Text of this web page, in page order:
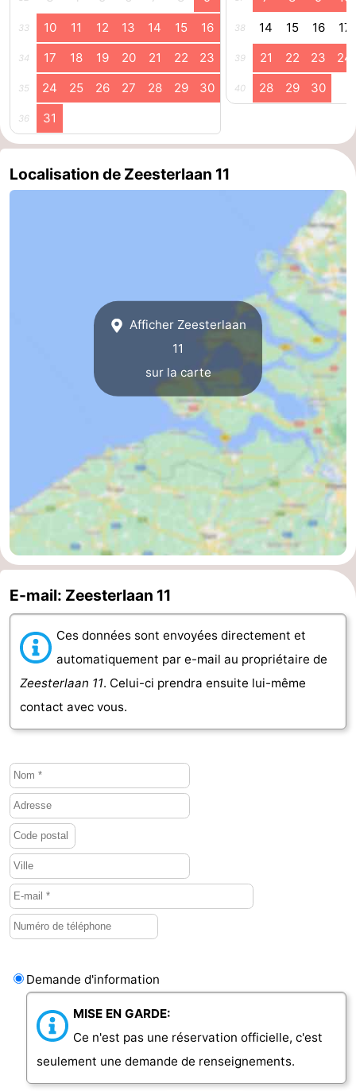
Nature
Walcherse
Dishoek
Vlissingen
Middelburg
Zeeuws-
Vlaanderen
-
33 10 11 12 13 14 15 16
34 17 18 19 20 21 22 23
35 24 25 26 27 28 29 30
36 31
38 14 15 16 17
39 21 22 23 24
40 28 29 30
Localisation de Zeesterlaan 11
Afficher Zeesterlaan
11
sur la carte
E-mail: Zeesterlaan 11
Ces données sont envoyées directement et
automatiquement par e-mail au propriétaire de
Zeesterlaan 11. Celui-ci prendra ensuite lui-même
contact avec vous.
Demande d'information
MISE EN GARDE:
Ce n'est pas une réservation officielle, c'est
seulement une demande de renseignements.